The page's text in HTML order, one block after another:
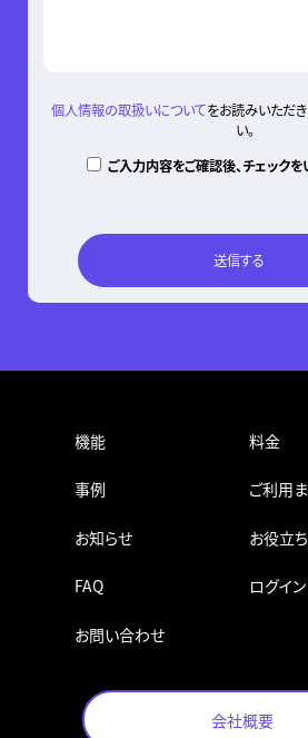
個人情報の取扱いについてをお読みいただ
い。
ご入力内容をご確認後、チェックを
機能 料金
事例 ご利用
お知らせ お役立
FAQ ログイン
お問い合わせ
会社概要